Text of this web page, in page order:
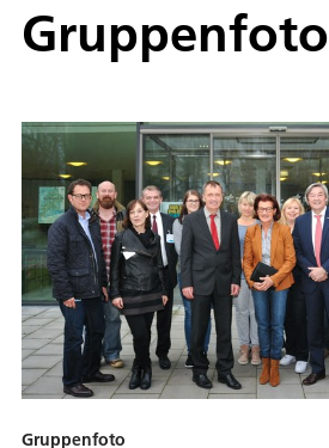
Gruppenfoto
Gruppenfoto